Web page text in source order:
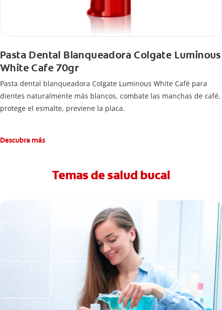
Pasta Dental Blanqueadora Colgate Luminous
White Cafe 70gr
Pasta dental blanqueadora Colgate Luminous White Café para
dientes naturalmente más blancos, combate las manchas de café,
protege el esmalte, previene la placa.
Descubra más
Temas de salud bucal